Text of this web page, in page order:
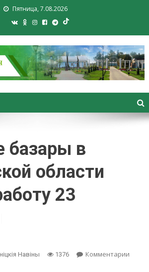
Пятница, 7.08.2026
Хойнiцкiя навiны.
Районная
базары в
области
23
Навiны 1376 Комментарииon